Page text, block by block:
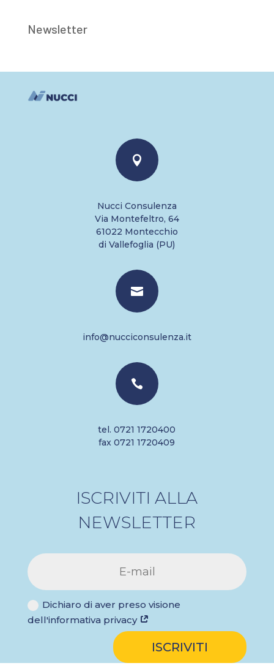
Newsletter

Nucci Consulenza
Via Montefeltro, 64
61022 Montecchio
di Vallefoglia (PU)

info@nucciconsulenza.it

tel. 0721 1720400
fax 0721 1720409
ISCRIVITI ALLA
NEWSLETTER
Dichiaro di aver preso visione
dell'informativa privacy
ISCRIVITI